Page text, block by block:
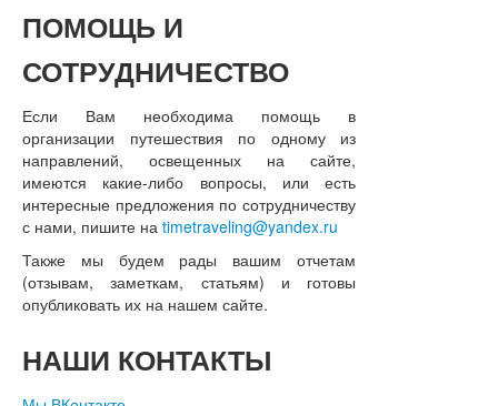
ПОМОЩЬ И
СОТРУДНИЧЕСТВО
Если Вам необходима помощь в
организации путешествия по одному из
направлений, освещенных на сайте,
имеются какие-либо вопросы, или есть
интересные предложения по сотрудничеству
с нами, пишите на timetraveling@yandex.ru
Также мы будем рады вашим отчетам
(отзывам, заметкам, статьям) и готовы
опубликовать их на нашем сайте.
НАШИ КОНТАКТЫ